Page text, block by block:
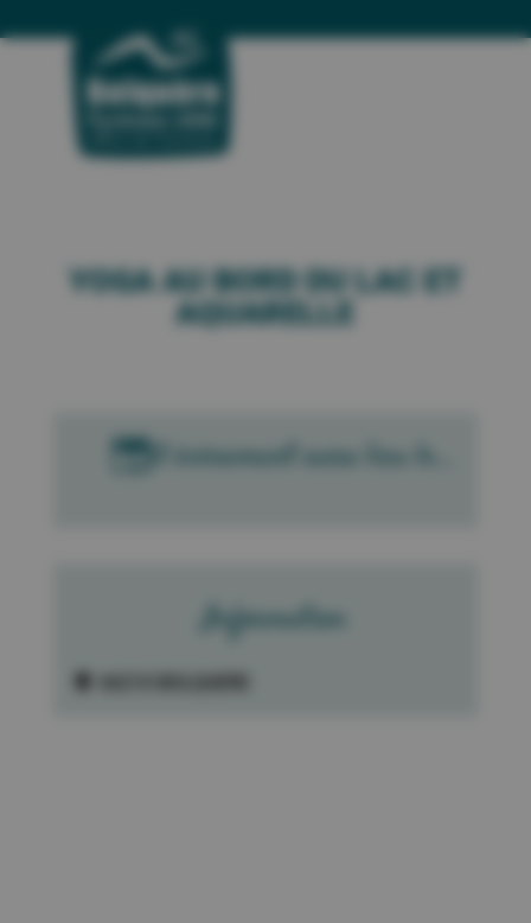
YOGA AU BORD DU LAC ET
AQUARELLE
Cet évènement aura lieu le...
Information